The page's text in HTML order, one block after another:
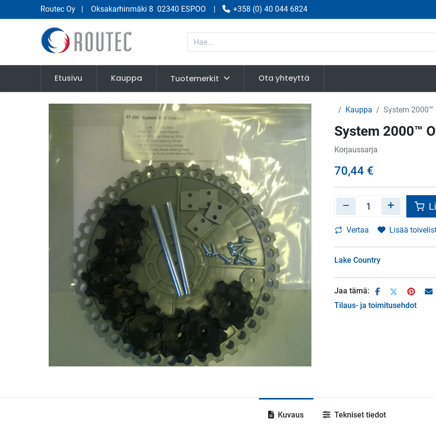
Routec Oy | Oksakarhinmäki 8 02340 ESPOO | +358 (0) 40 044 6824
Etusivu Kauppa Tuotemerkit Ota yhteyttä
Kauppa System 2000™
System 2000™
Korjaussarja
70,44 €
Vertaa Lisää
Lake Country
Jaa tämä:
Tilaus- ja toimitusehdot
Kuvaus Tekniset tiedot